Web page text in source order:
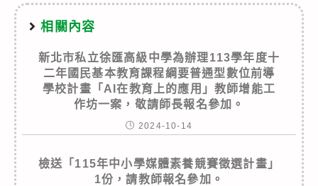
相關內容
新北市私立徐匯高級中學為辦理113學年度十
二年國民基本教育課程綱要普通型數位前導
學校計畫「AI在教育上的應用」教師增能工
作坊一案，敬請師長報名參加。
2024-10-14
檢送「115年中小學媒體素養競賽徵選計畫」
1份，請教師報名參加。